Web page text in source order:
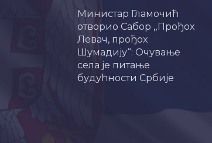
Министар Гламочић
отворио Сабор „Прођох
Левач, прођох
Шумадију“: Очување
села је питање
будућности Србије